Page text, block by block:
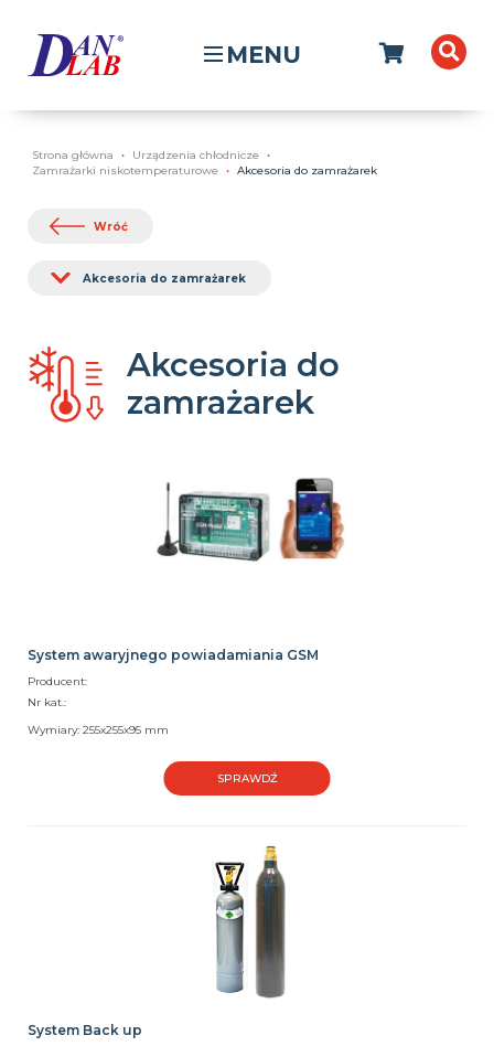
MENU
Strona główna
Urządzenia chłodnicze
Zamrażarki niskotemperaturowe
Akcesoria do zamrażarek
Wróć
Akcesoria do zamrażarek
Akcesoria do
zamrażarek
System awaryjnego powiadamiania GSM
Producent:
Nr kat.:
Wymiary: 255x255x95 mm
SPRAWDŹ
System Back up